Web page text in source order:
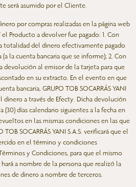
será asumido por el Cliente.
por compras realizadas en la página web
Producto a devolver fue pagado: 1. Con
totalidad del dinero efectivamente pagado
la cuenta bancaria que se informe); 2. Con
devolución al emisor de la tarjeta para que
en su extracto. En el evento en que
bancaria, GRUPO TOB SOCARRÁS YANI
dinero a través de Efecty. Dicha devolución
días calendario siguientes a la fecha en
en las mismas condiciones en las que
SOCARRÁS YANI S.A.S. verificará que el
en el término y condiciones
y Condiciones, para que el mismo
a nombre de la persona que realizó la
de dinero a nombre de terceros.